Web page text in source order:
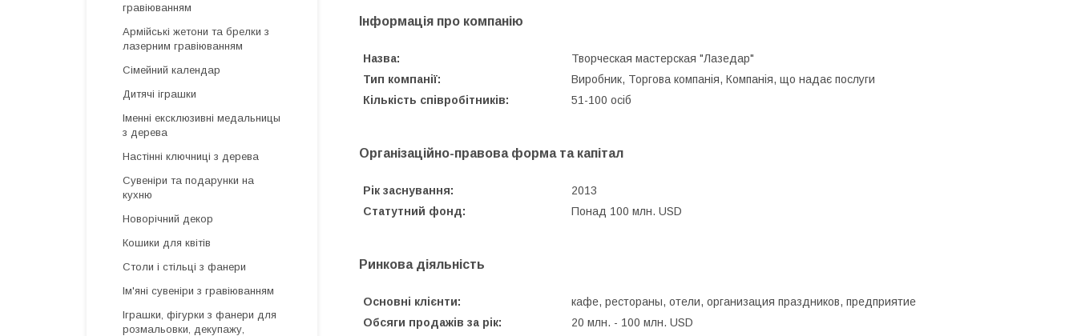
Інформація про компанію
Назва:
Творческая мастерская "Лазедар"
Тип компанії:
Виробник, Торгова компанія, Компанія, що надає послуги
Кількість співробітників:
51-100 осіб
Організаційно-правова форма та капітал
Рік заснування:
2013
Статутний фонд:
Понад 100 млн. USD
Ринкова діяльність
Основні клієнти:
кафе, рестораны, отели, организация праздников, предприятие
Обсяги продажів за рік:
20 млн. - 100 млн. USD
гравіюванням
Армійські жетони та брелки з
лазерним гравіюванням
Сімейний календар
Дитячі іграшки
Іменні ексклюзивні медальницы
з дерева
Настінні ключниці з дерева
Сувеніри та подарунки на
кухню
Новорічний декор
Кошики для квітів
Столи і стільці з фанери
Ім'яні сувеніри з гравіюванням
Іграшки, фігурки з фанери для
розмальовки, декупажу,